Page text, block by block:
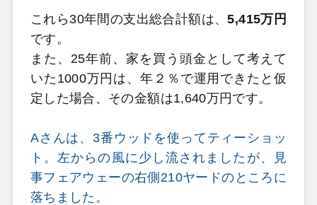
これら30年間の支出総合計額は、5,415万円
です。
また、25年前、家を買う頭金として考えて
いた1000万円は、年２％で運用できたと仮
定した場合、その金額は1,640万円です。
Aさんは、3番ウッドを使ってティーショッ
ト。左からの風に少し流されましたが、見
事フェアウェーの右側210ヤードのところに
落ちました。